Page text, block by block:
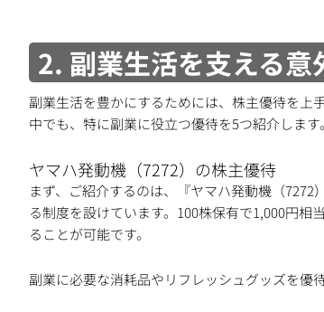
2. 副業生活を支える
副業生活を豊かにするためには、株主優待を上
中でも、特に副業に役立つ優待を5つ紹介しま
ヤマハ発動機（7272）の株主優待
まず、ご紹介するのは、『ヤマハ発動機（
る制度を設けています。100株保有で1,000円
ることが可能です。
副業に必要な消耗品やリフレッシュグッズを優